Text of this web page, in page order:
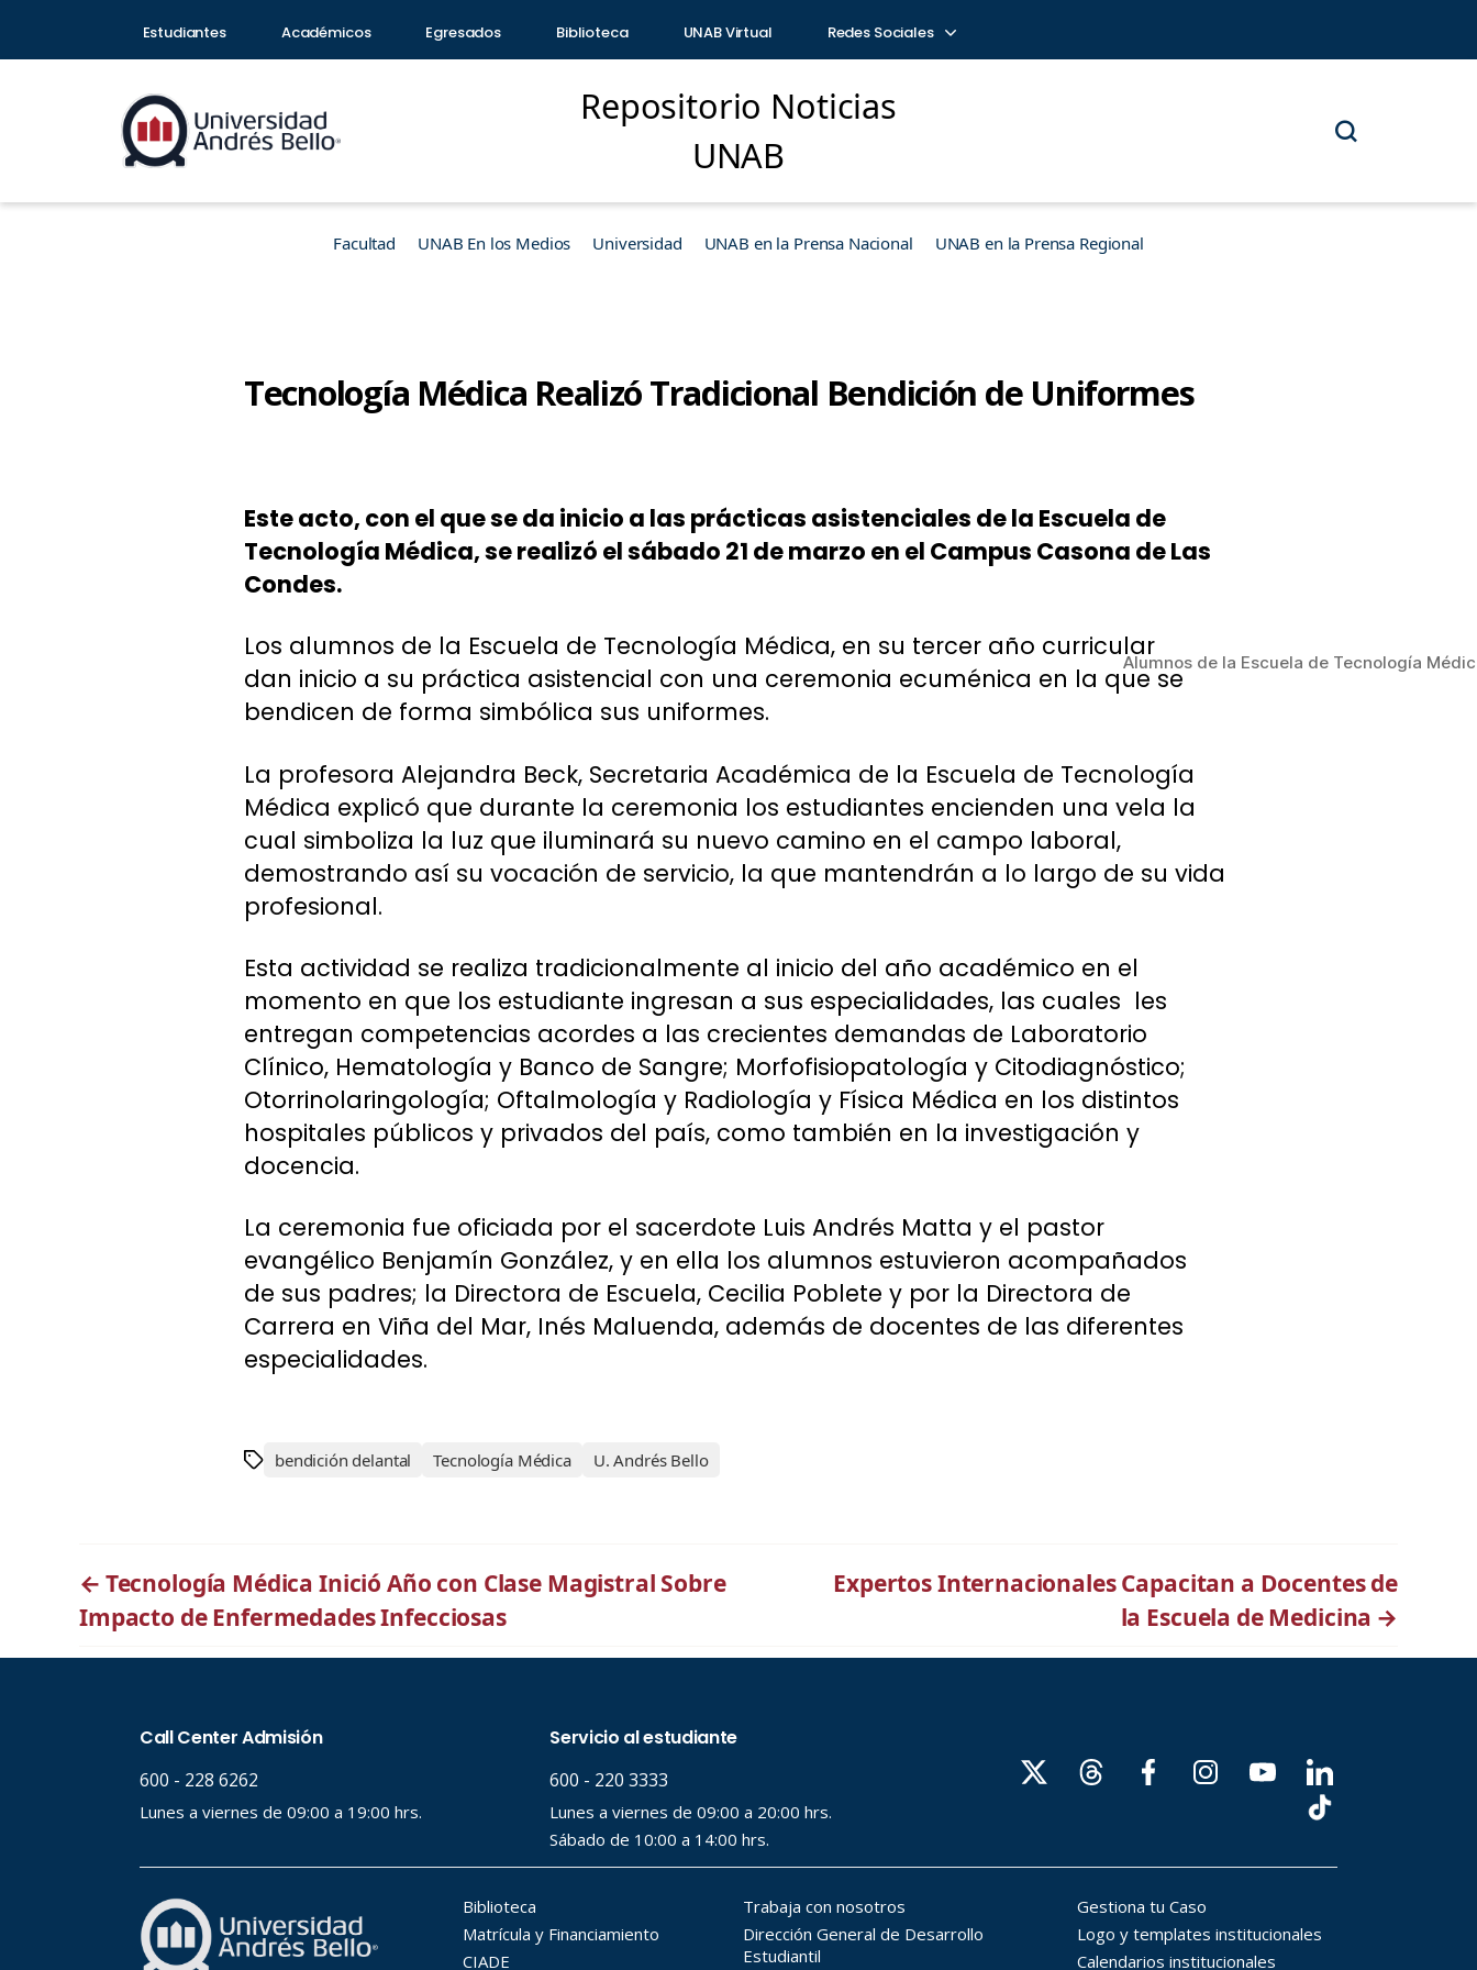
Estudiantes Académicos Egresados Biblioteca UNAB Virtual Redes Sociales
Repositorio Noticias
UNAB
Facultad UNAB En los Medios Universidad UNAB en la Prensa Nacional UNAB en la Prensa Regional
Tecnología Médica Realizó Tradicional Bendición de Uniformes
Este acto, con el que se da inicio a las prácticas asistenciales de la Escuela de
Tecnología Médica, se realizó el sábado 21 de marzo en el Campus Casona de Las
Condes.
Alumnos de la Escuela de Tecnología
Los alumnos de la Escuela de Tecnología Médica, en su tercer año curricular
dan inicio a su práctica asistencial con una ceremonia ecuménica en la que se
bendicen de forma simbólica sus uniformes.
La profesora Alejandra Beck, Secretaria Académica de la Escuela de Tecnología
Médica explicó que durante la ceremonia los estudiantes encienden una vela la
cual simboliza la luz que iluminará su nuevo camino en el campo laboral,
demostrando así su vocación de servicio, la que mantendrán a lo largo de su vida
profesional.
Esta actividad se realiza tradicionalmente al inicio del año académico en el
momento en que los estudiante ingresan a sus especialidades, las cuales les
entregan competencias acordes a las crecientes demandas de Laboratorio
Clínico, Hematología y Banco de Sangre; Morfofisiopatología y Citodiagnóstico;
Otorrinolaringología; Oftalmología y Radiología y Física Médica en los distintos
hospitales públicos y privados del país, como también en la investigación y
docencia.
La ceremonia fue oficiada por el sacerdote Luis Andrés Matta y el pastor
evangélico Benjamín González, y en ella los alumnos estuvieron acompañados
de sus padres; la Directora de Escuela, Cecilia Poblete y por la Directora de
Carrera en Viña del Mar, Inés Maluenda, además de docentes de las diferentes
especialidades.
bendición delantal Tecnología Médica U. Andrés Bello
← Tecnología Médica Inició Año con Clase Magistral Sobre
Impacto de Enfermedades Infecciosas
Expertos Internacionales Capacitan a Docentes de
la Escuela de Medicina →